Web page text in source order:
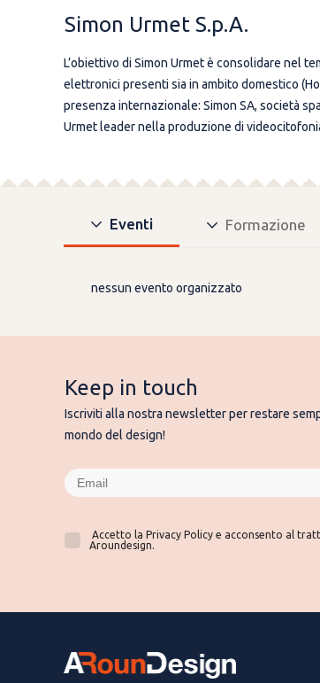
Simon Urmet S.p.A.
L’obiettivo di Simon Urmet è consolidare nel
elettronici presenti sia in ambito domestico
presenza internazionale: Simon SA, società
Urmet leader nella produzione di
Eventi Formazione
nessun evento organizzato
Keep in touch
Iscriviti alla nostra newsletter per restare
mondo del design!
Accetto la Privacy Policy e acconsento al
Aroundesign.